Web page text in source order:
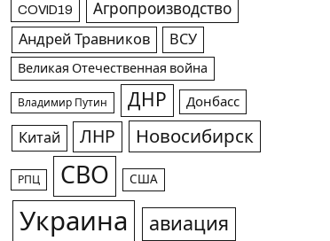
COVID19 Агропроизводство
Андрей Травников ВСУ
Великая Отечественная война
Владимир Путин ДНР Донбасс
Китай ЛНР Новосибирск
РПЦ СВО США
Украина авиация